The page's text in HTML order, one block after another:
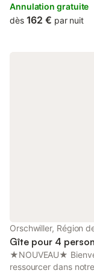
Annulation gratuite
dès 162 € par nuit
Orschwiller, Région
Gîte pour 4
★NOUVEAU★
ressourcer dans